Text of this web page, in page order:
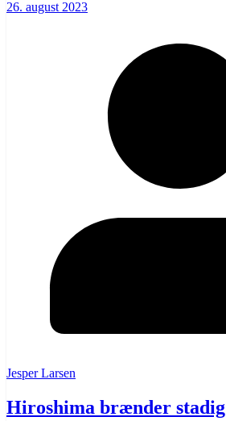
26. august 2023
Jesper Larsen
Hiroshima brænder stadig